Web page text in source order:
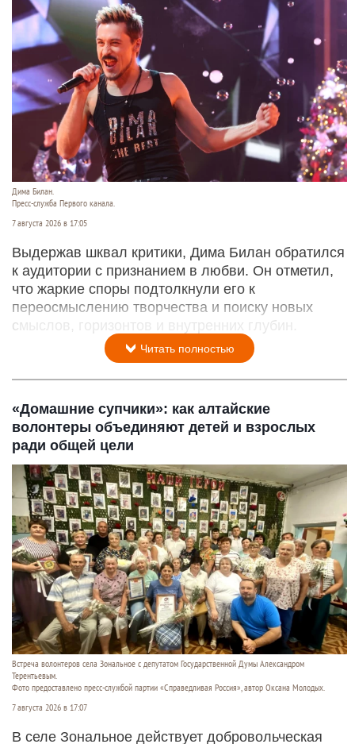
Дима Билан.
Пресс-служба Первого канала.
7 августа 2026 в 17:05
Выдержав шквал критики, Дима Билан обратился
к аудитории с признанием в любви. Он отметил,
что жаркие споры подтолкнули его к
переосмыслению творчества и поиску новых
смыслов, горизонтов и внутренних глубин.
Читать полностью
«Домашние супчики»: как алтайские
волонтеры объединяют детей и взрослых
ради общей цели
Встреча волонтеров села Зональное с депутатом Государственной Думы Александром
Терентьевым.
Фото предоставлено пресс-службой партии «Справедливая Россия», автор Оксана Молодых.
7 августа 2026 в 17:07
В селе Зональное действует добровольческая